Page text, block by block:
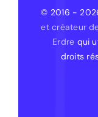
Création de site
© 2016 -
et créateur
Erdre qui
droits